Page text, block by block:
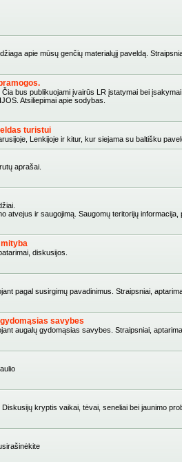
apie mūsų genčių materialųjį paveldą.
bus publikuojami įvairūs LR įstatymai bei
Atsiliepimai apie sodybas.
turistui
Lenkijoje ir kitur, kur siejama su baltišku
aprašai.
atvejus ir saugojimą. Saugomų teritorijų informacija,
diskusijos.
pagal susirgimų pavadinimus. Straipsniai,
gydomąsias savybes
augalų gydomąsias savybes. Straipsniai,
kryptis vaikai, tėvai, seneliai bei jaunimo